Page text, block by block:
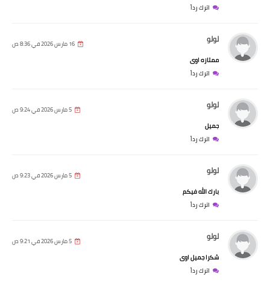
اترك رداً
لولو 16 مارس 2026 في 8:36 ص
ممتازه اوى
اترك رداً
لولو 5 مارس 2026 في 9:24 ص
جميل
اترك رداً
لولو 5 مارس 2026 في 9:23 ص
بارك الله فيكم
اترك رداً
لولو 5 مارس 2026 في 9:21 ص
شكرا جميل اوى
اترك رداً